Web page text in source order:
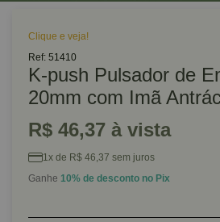
Clique e veja!
Ref: 51410
K-push Pulsador de
20mm com Imã
R$ 46,37 à vista
1x de R$ 46,37 sem juros
Ganhe 10% de desconto no Pix